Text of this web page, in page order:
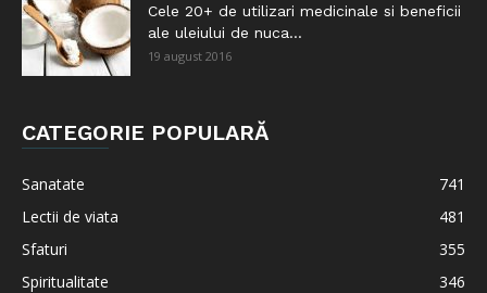
Cele 20+ de utilizari medicinale si beneficii
ale uleiului de nuca...
19 august 2016
CATEGORIE POPULARĂ
Sanatate
741
Lectii de viata
481
Sfaturi
355
Spiritualitate
346